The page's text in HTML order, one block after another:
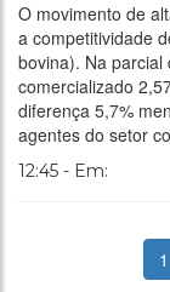
O movimento de
a competitividade
bovina). Na
comercializado
diferença 5,7%
agentes do setor
12:45 - Em:
1